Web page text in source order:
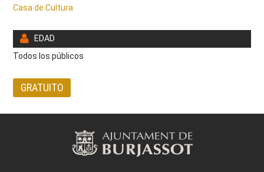
Casa de Cultura
EDAD
Todos los públicos
GRATUITO